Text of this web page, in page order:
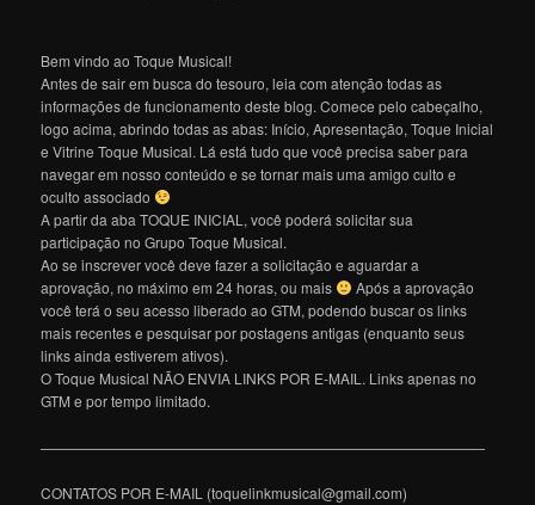
Bem vindo ao Toque Musical!
Antes de sair em busca do tesouro, leia com atenção todas as
informações de funcionamento deste blog. Comece pelo cabeçalho,
logo acima, abrindo todas as abas: Início, Apresentação, Toque Inicial
e Vitrine Toque Musical. Lá está tudo que você precisa saber para
navegar em nosso conteúdo e se tornar mais uma amigo culto e
oculto associado
A partir da aba TOQUE INICIAL, você poderá solicitar sua
participação no Grupo Toque Musical.
Ao se inscrever você deve fazer a solicitação e aguardar a
aprovação, no máximo em 24 horas, ou mais
Após a aprovação
você terá o seu acesso liberado ao GTM, podendo buscar os links
mais recentes e pesquisar por postagens antigas (enquanto seus
links ainda estiverem ativos).
O Toque Musical NÃO ENVIA LINKS POR E-MAIL. Links apenas no
GTM e por tempo limitado.
———————————————————————————————
CONTATOS POR E-MAIL (toquelinkmusical@gmail.com)